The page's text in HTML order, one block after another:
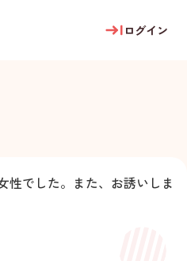
ログイン
性でした。また、お誘いしま